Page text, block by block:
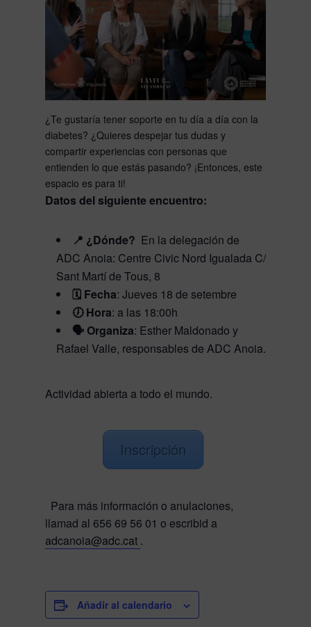
¿Te gustaría tener soporte en tu día a día con la
diabetes? ¿Quieres despejar tus dudas y
compartir experiencias con personas que
entienden lo que estás pasando? ¡Entonces, este
espacio es para ti!
Datos del siguiente encuentro:
📍 ¿Dónde? En la delegación de
ADC Anoia: Centre Civic Nord Igualada C/
Sant Martí de Tous, 8
🗓️ Fecha: Jueves 18 de setembre
🕖 Hora: a las 18:00h
🗣️ Organiza: Esther Maldonado y
Rafael Valle, responsables de ADC Anoia.
Actividad abierta a todo el mundo.
Inscripción
Para más información o anulaciones,
llamad al 656 69 56 01 o escribid a
adcanoia@adc.cat .
Añadir al calendario